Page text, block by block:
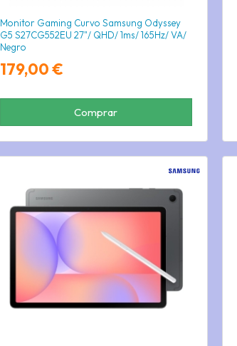
Monitor Gaming Curvo Samsung Odyssey
G5 S27CG552EU 27"/ QHD/ 1ms/ 165Hz/ VA/
Negro
179,00 €
Comprar